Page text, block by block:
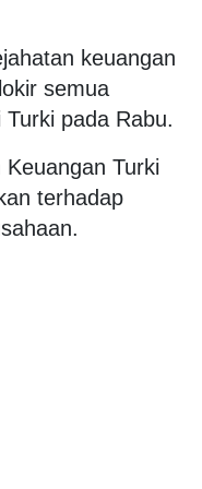
keuangan
semua
pada Rabu.
Turki
terhadap